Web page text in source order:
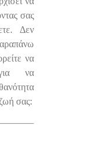
σας
Δεν
να
να
σας: